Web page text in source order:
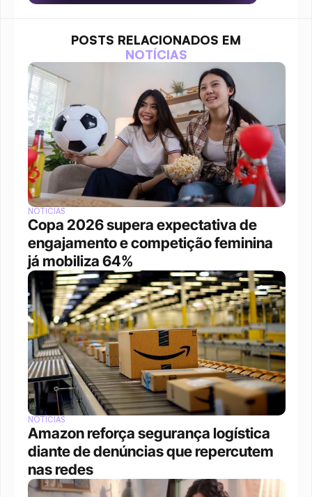
POSTS RELACIONADOS EM
NOTÍCIAS
NOTÍCIAS
Copa 2026 supera expectativa de
engajamento e competição feminina
já mobiliza 64%
NOTÍCIAS
Amazon reforça segurança logística
diante de denúncias que repercutem
nas redes